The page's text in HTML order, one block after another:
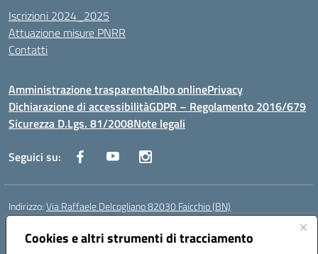
Cookies e altri strumenti di tracciamento
Iscrizioni 2024_2025
Attuazione misure PNRR
Contatti
Amministrazione trasparenteAlbo onlinePrivacy
Dichiarazione di accessibilitàGDPR – Regolamento 2016/679
Sicurezza D.Lgs. 81/2008Note legali
Seguici su:
Indirizzo:Via Raffaele Delcogliano 82030 Faicchio (BN)
Centralino:
Posta elettronica certificata (PEC):bnis02300v@pec.istruzione.it